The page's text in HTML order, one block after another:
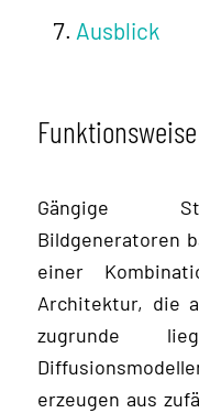
Ausblick
Funktionsweise
Gängige
Bildgeneratoren
einer
Architektur, die
zugrunde
erzeugen aus